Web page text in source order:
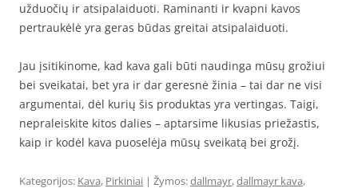
užduočių ir atsipalaiduoti. Raminanti ir kvapni kavos
pertraukėlė yra geras būdas greitai atsipalaiduoti.
Jau įsitikinome, kad kava gali būti naudinga mūsų grožiui
bei sveikatai, bet yra ir dar geresnė žinia – tai dar ne visi
argumentai, dėl kurių šis produktas yra vertingas. Taigi,
nepraleiskite kitos dalies – aptarsime likusias priežastis,
kaip ir kodėl kava puoselėja mūsų sveikatą bei grožį.
Kategorijos: Kava, Pirkiniai | Žymos:dallmayr,dallmayr kava,